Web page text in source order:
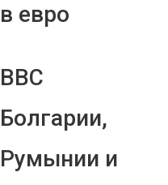
в евро
ВВС
Болгарии,
Румынии и